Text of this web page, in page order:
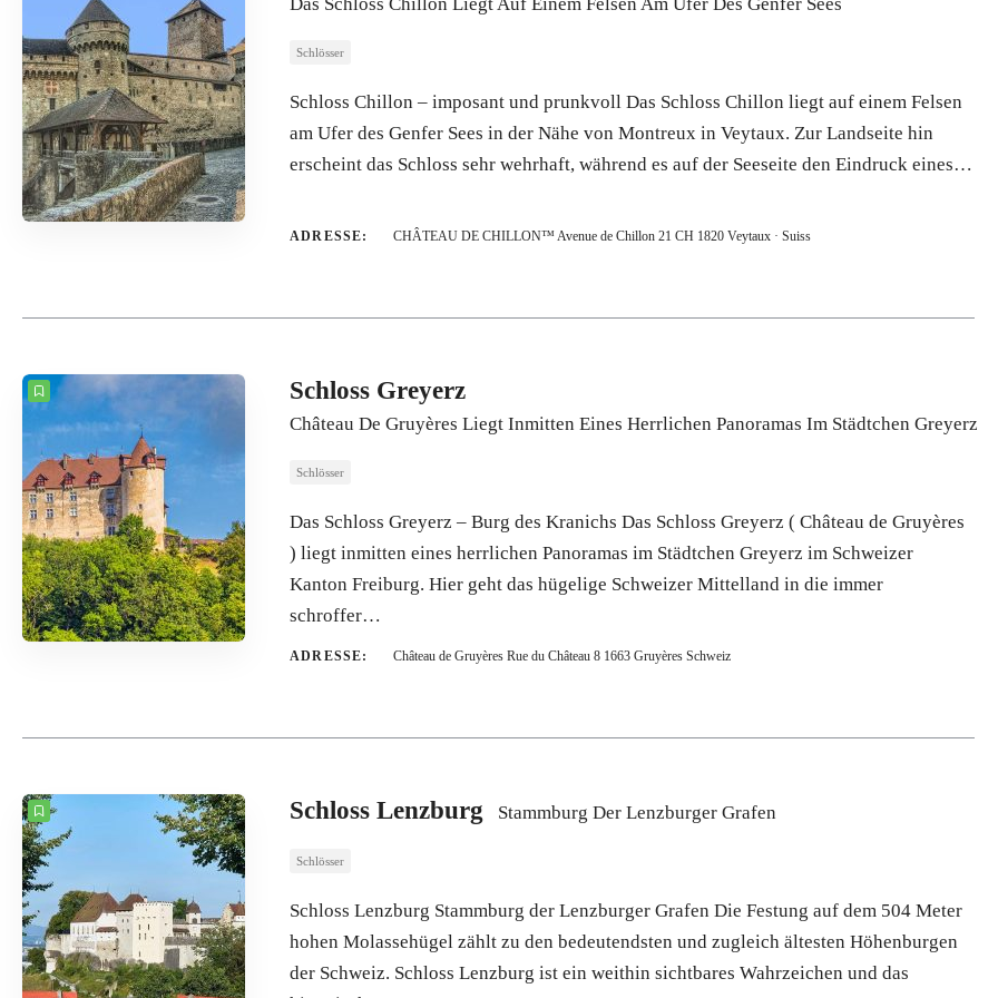
Schlösser
Schloss Chillon – imposant und prunkvoll Das Schloss Chillon liegt auf einem Felsen
am Ufer des Genfer Sees in der Nähe von Montreux in Veytaux. Zur Landseite hin
erscheint das Schloss sehr wehrhaft, während es auf der Seeseite den Eindruck eines…
ADRESSE: CHÂTEAU DE CHILLON™ Avenue de Chillon 21 CH 1820 Veytaux · Suiss
Schloss Greyerz
Château De Gruyères Liegt Inmitten Eines Herrlichen Panoramas Im Städtchen Greyerz
Schlösser
Das Schloss Greyerz – Burg des Kranichs Das Schloss Greyerz ( Château de Gruyères
) liegt inmitten eines herrlichen Panoramas im Städtchen Greyerz im Schweizer
Kanton Freiburg. Hier geht das hügelige Schweizer Mittelland in die immer
schroffer…
ADRESSE: Château de Gruyères Rue du Château 8 1663 Gruyères Schweiz
Schloss Lenzburg Stammburg Der Lenzburger Grafen
Schlösser
Schloss Lenzburg Stammburg der Lenzburger Grafen Die Festung auf dem 504 Meter
hohen Molassehügel zählt zu den bedeutendsten und zugleich ältesten Höhenburgen
der Schweiz. Schloss Lenzburg ist ein weithin sichtbares Wahrzeichen und das